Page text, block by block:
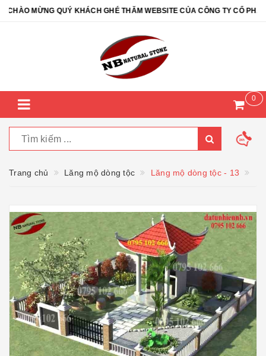
MỪNG QUÝ KHÁCH GHÉ THĂM WEBSITE CỦA CÔNG TY CỔ
0
Trang chủ Lăng mộ dòng tộc Lăng mộ dòng tộc - 13